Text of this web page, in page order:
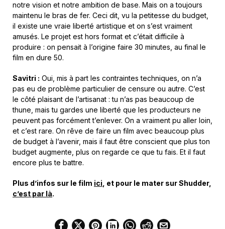
notre vision et notre ambition de base. Mais on a toujours
maintenu le bras de fer. Ceci dit, vu la petitesse du budget,
il existe une vraie liberté artistique et on s’est vraiment
amusés. Le projet est hors format et c’était difficile à
produire : on pensait à l’origine faire 30 minutes, au final le
film en dure 50.
Savitri : Oui, mis à part les contraintes techniques, on n’a
pas eu de problème particulier de censure ou autre. C’est
le côté plaisant de l’artisanat : tu n’as pas beaucoup de
thune, mais tu gardes une liberté que les producteurs ne
peuvent pas forcément t’enlever. On a vraiment pu aller loin,
et c’est rare. On rêve de faire un film avec beaucoup plus
de budget à l’avenir, mais il faut être conscient que plus ton
budget augmente, plus on regarde ce que tu fais. Et il faut
encore plus te battre.
Plus d’infos sur le film ici , et pour le mater sur Shudder,
c’est par là.